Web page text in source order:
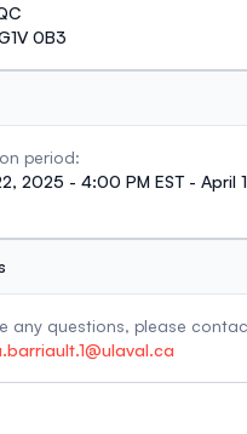
0B3
period:
2025 - 4:00 PM EST - April
any questions, please